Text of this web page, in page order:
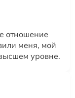
отношение
меня, мой
уровне.